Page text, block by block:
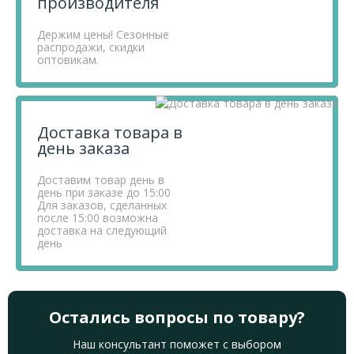
Держим цены! Сезонные
распродажи, скидки
оптовикам.
Доставка товара в
день заказа
Доставим товар день в
день при заказе до 15:00
Для заказов, сделанных
после 15:00 возможна
доставка на следующий
день
Остались вопросы по товару?
Наш консультант поможет с выбором